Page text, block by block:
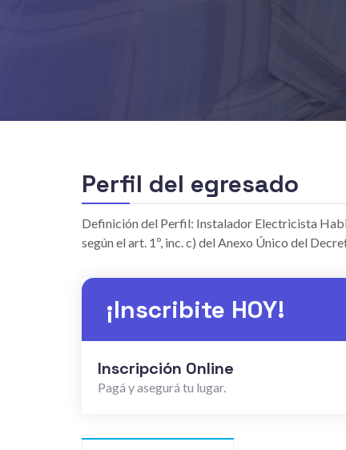
Perfil del egresado
Definición del Perfil: Instalador Electricista
según el art. 1º, inc. c) del Anexo Único del
¡Inscribite HOY!
Inscripción Online
Pagá y asegurá tu lugar.